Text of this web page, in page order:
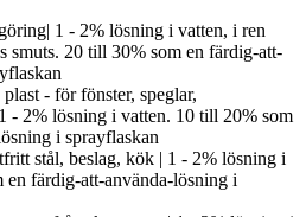
1 - 2% lösning i vatten, i ren
smuts. 20 till 30% som en färdig-att-
- för fönster, speglar,
- 2% lösning i vatten. 10 till 20% som
i sprayflaskan
stål, beslag, kök | 1 - 2% lösning i
färdig-att-använda-lösning i